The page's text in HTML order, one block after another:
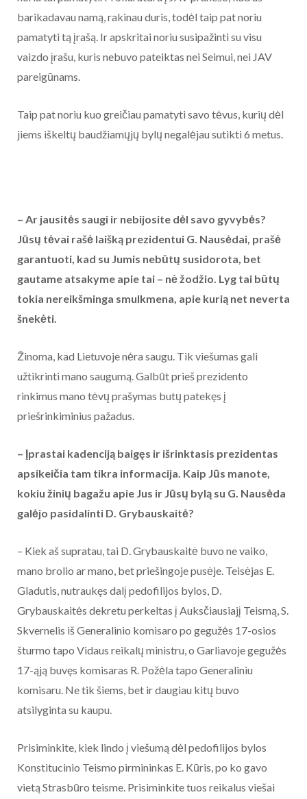
barikadavau namą, rakinau duris, todėl taip pat noriu
pamatyti tą įrašą. Ir apskritai noriu susipažinti su visu
vaizdo įrašu, kuris nebuvo pateiktas nei Seimui, nei JAV
pareigūnams.
Taip pat noriu kuo greičiau pamatyti savo tėvus, kurių dėl
jiems iškeltų baudžiamųjų bylų negalėjau sutikti 6 metus.
– Ar jausitės saugi ir nebijosite dėl savo gyvybės?
Jūsų tėvai rašė laišką prezidentui G. Nausėdai, prašė
garantuoti, kad su Jumis nebūtų susidorota, bet
gautame atsakyme apie tai – nė žodžio. Lyg tai būtų
tokia nereikšminga smulkmena, apie kurią net neverta
šnekėti.
Žinoma, kad Lietuvoje nėra saugu. Tik viešumas gali
užtikrinti mano saugumą. Galbūt prieš prezidento
rinkimus mano tėvų prašymas butų patekęs į
priešrinkiminius pažadus.
– Įprastai kadenciją baigęs ir išrinktasis prezidentas
apsikeičia tam tikra informacija. Kaip Jūs manote,
kokiu žinių bagažu apie Jus ir Jūsų bylą su G. Nausėda
galėjo pasidalinti D. Grybauskaitė?
– Kiek aš supratau, tai D. Grybauskaitė buvo ne vaiko,
mano brolio ar mano, bet priešingoje pusėje. Teisėjas E.
Gladutis, nutraukęs dalį pedofilijos bylos, D.
Grybauskaitės dekretu perkeltas į Auksčiausiajį Teismą, S.
Skvernelis iš Generalinio komisaro po gegužės 17-osios
šturmo tapo Vidaus reikalų ministru, o Garliavoje gegužės
17-ąją buvęs komisaras R. Požėla tapo Generaliniu
komisaru. Ne tik šiems, bet ir daugiau kitų buvo
atsilyginta su kaupu.
Prisiminkite, kiek lindo į viešumą dėl pedofilijos bylos
Konstitucinio Teismo pirmininkas E. Kūris, po ko gavo
vietą Strasbūro teisme. Prisiminkite tuos reikalus viešai